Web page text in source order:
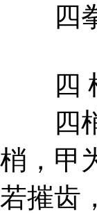
四拳
四
四梢
梢，甲
若摧齿